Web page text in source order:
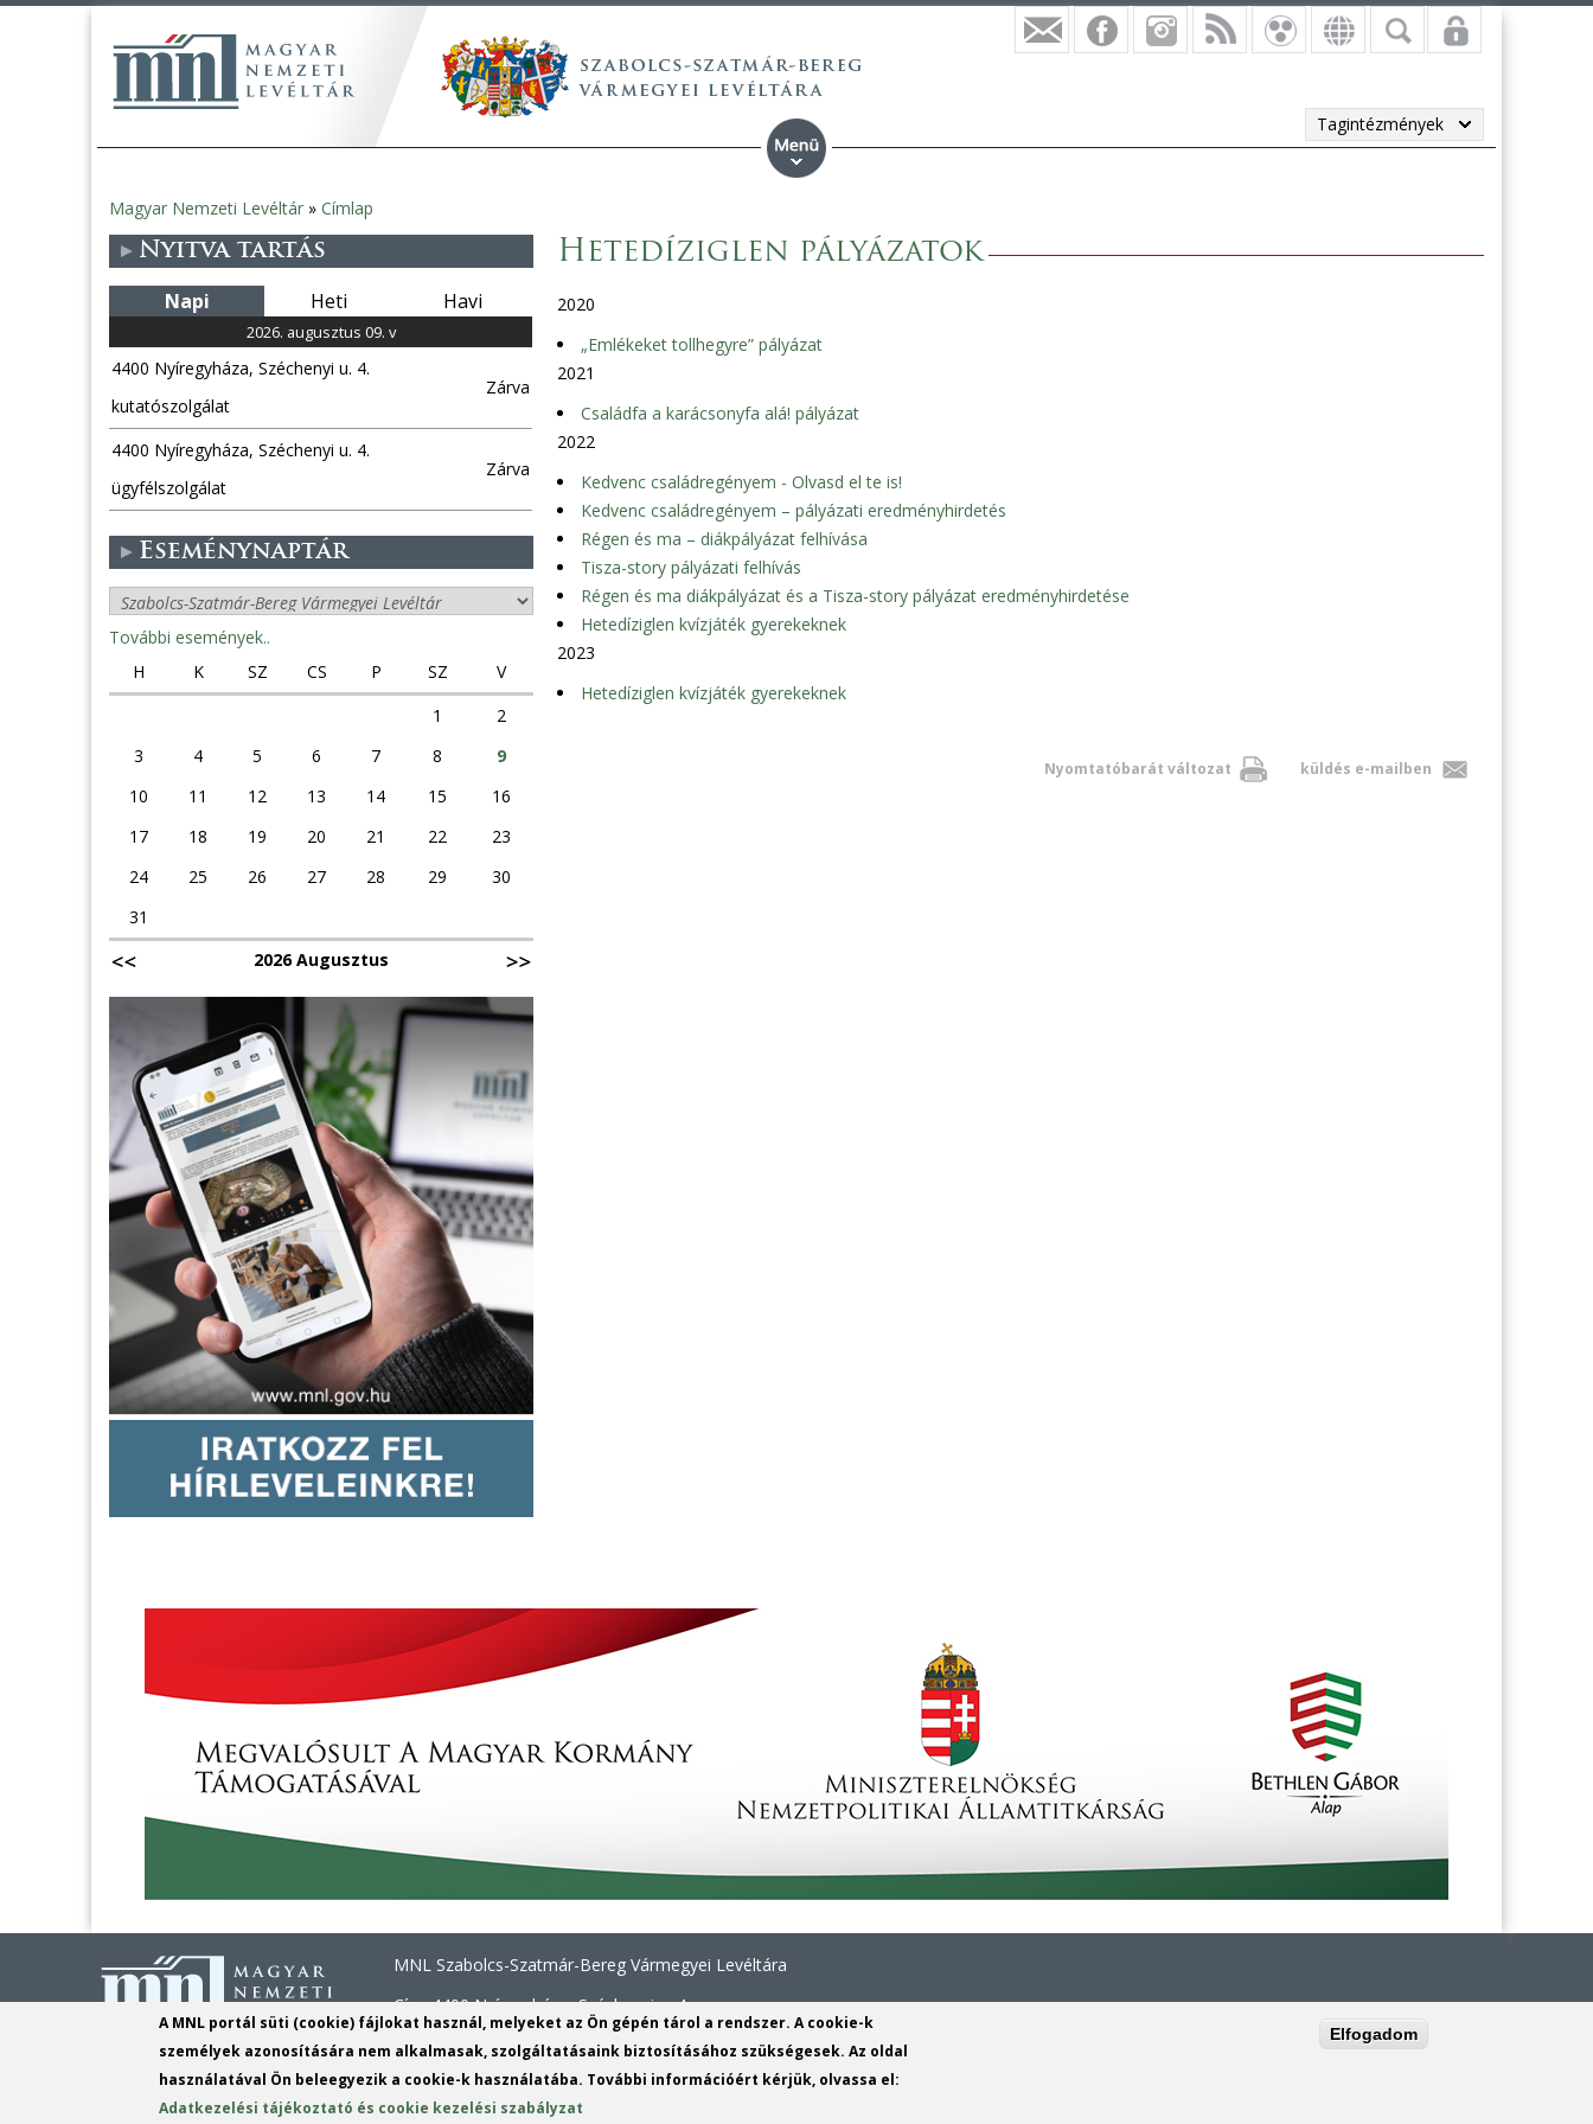
Tagintézmények
Jelenlegi
hely
Magyar Nemzeti Levéltár » Címlap
Hetedíziglen pályázatok
2020
„Emlékeket tollhegyre” pályázat
2021
Családfa a karácsonyfa alá! pályázat
2022
Kedvenc családregényem - Olvasd el te is!
Kedvenc családregényem – pályázati eredményhirdetés
Régen és ma – diákpályázat felhívása
Tisza-story pályázati felhívás
Régen és ma diákpályázat és a Tisza-story pályázat eredményhirdetése
Hetedíziglen kvízjáték gyerekeknek
2023
Hetedíziglen kvízjáték gyerekeknek
Nyomtatóbarát változat küldés e-mailben
Nyitva tartás
Napi Heti Havi
2026. augusztus 09. v
4400 Nyíregyháza, Széchenyi u. 4.
kutatószolgálat
Zárva
4400 Nyíregyháza, Széchenyi u. 4.
ügyfélszolgálat
Zárva
Eseménynaptár
További események..
H
K SZ CS P SZ
V
1
2
3
4 5 6 7 8
9
10
11 12 13 14 15
16
17
18 19 20 21 22
23
24
25 26 27 28 29
30
31
2026 Augusztus
MNL Szabolcs-Szatmár-Bereg Vármegyei Levéltára
Cím: 4400 Nyíregyháza, Széchenyi u. 4.
Telefon: +36 42 414 313
E-mail:szszbvl@mnl.gov.hu(link
A MNL portál süti (cookie) fájlokat használ, melyeket az Ön gépén tárol a rendszer. A cookie-k
személyek azonosítására nem alkalmasak, szolgáltatásaink biztosításához szükségesek. Az oldal
használatával Ön beleegyezik a cookie-k használatába. További információért kérjük, olvassa el:
Adatkezelési tájékoztató és cookie kezelési szabályzat
Elfogadom